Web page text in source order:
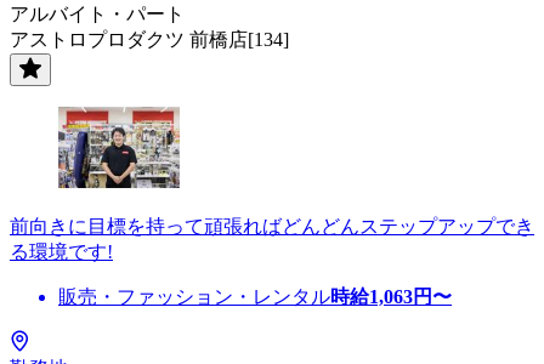
アルバイト・パート
アストロプロダクツ 前橋店[134]
前向きに目標を持って頑張ればどんどんステップアップでき
る環境です!
販売・ファッション・レンタル時給1,063円〜